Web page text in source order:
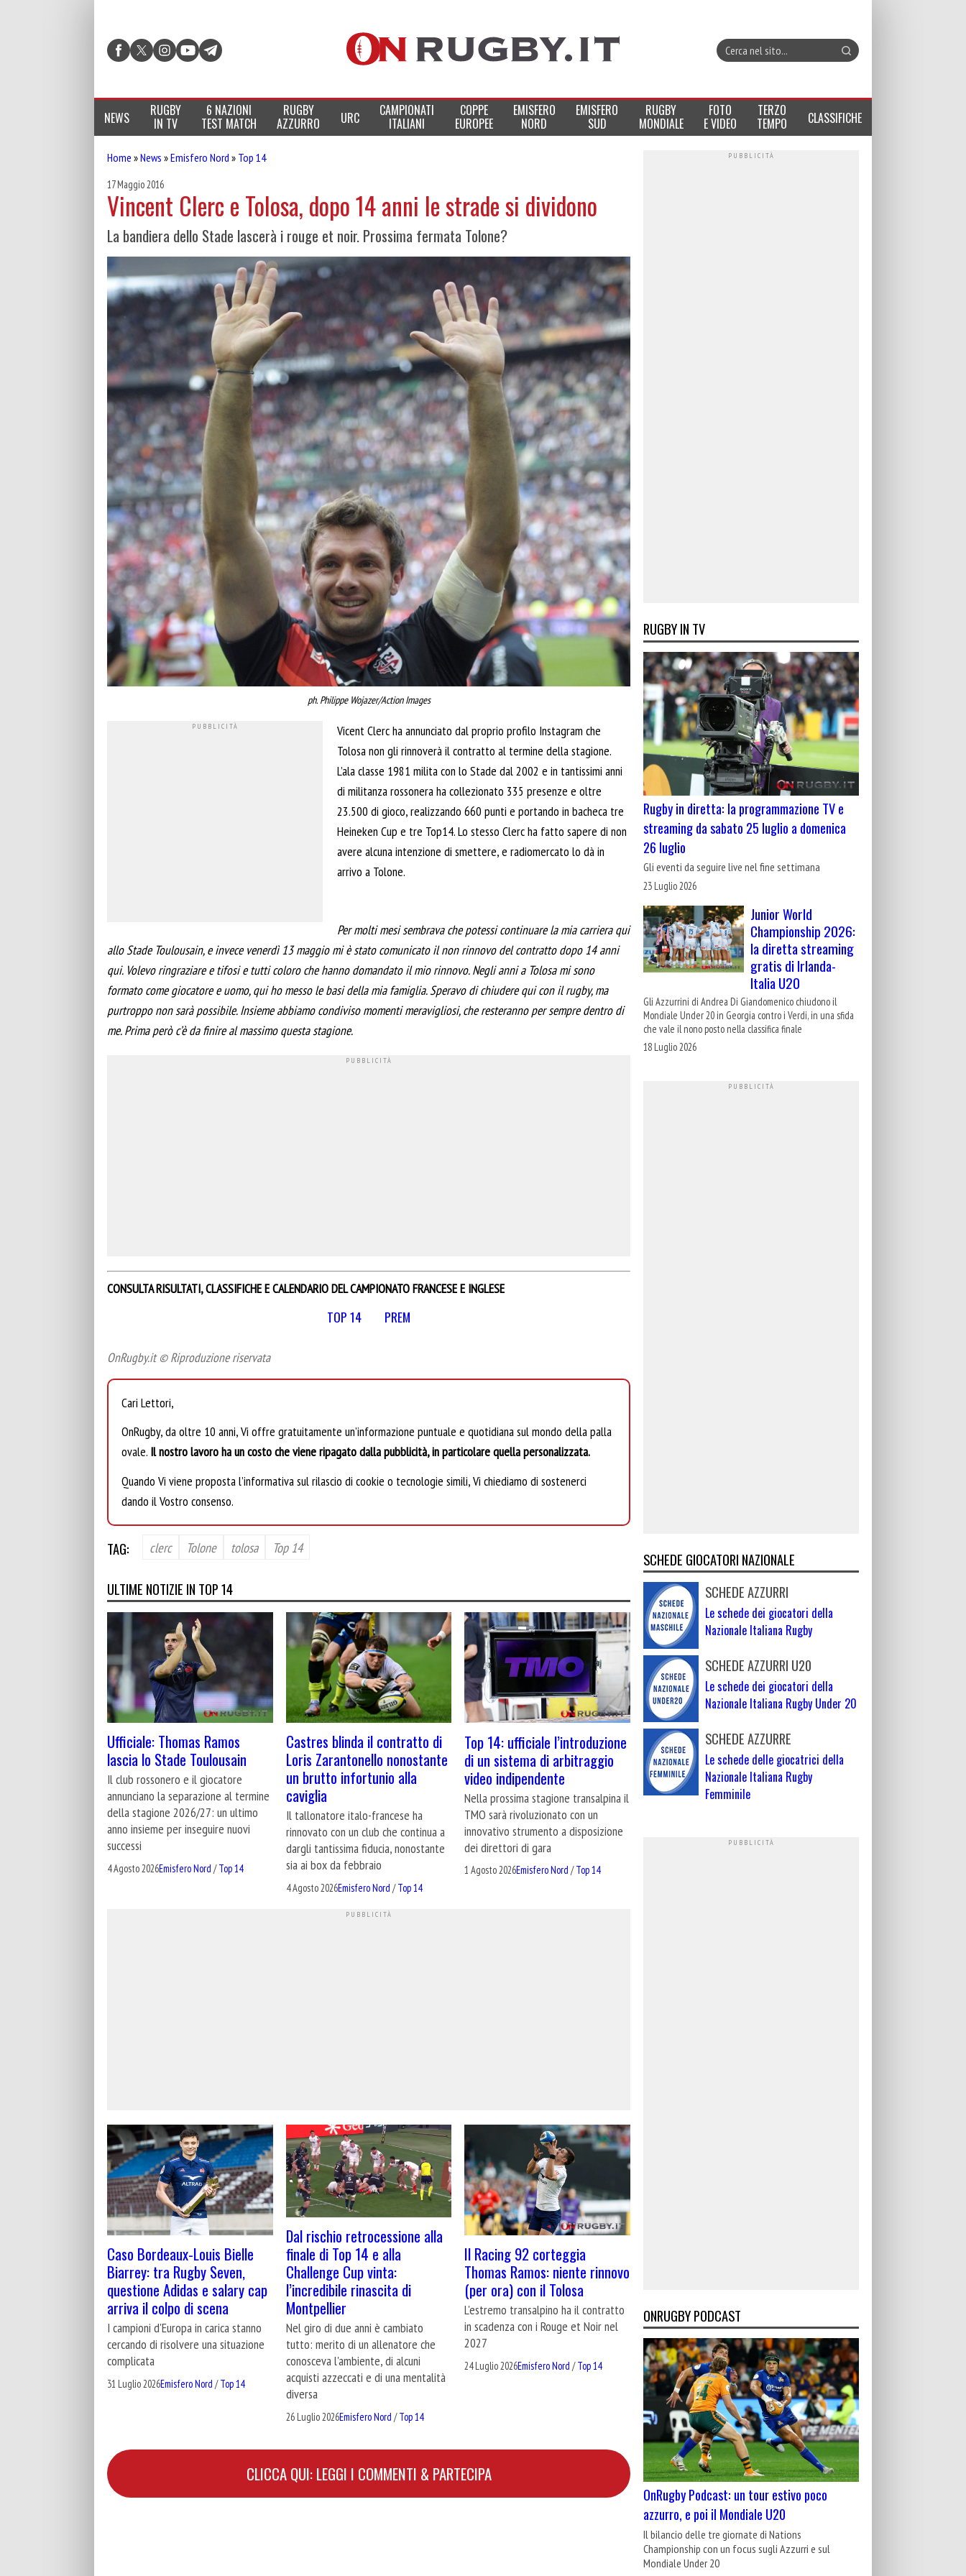
NEWS RUGBY
IN TV
6 NAZIONI
TEST MATCH
RUGBY
AZZURRO URC CAMPIONATI
ITALIANI
COPPE
EUROPEE
EMISFERO
NORD
EMISFERO
SUD
RUGBY
MONDIALE
FOTO
E VIDEO
TERZO
TEMPO CLASSIFICHE
Home »News »Emisfero Nord » Top 14
17 Maggio 2016
Vincent Clerc e Tolosa, dopo 14 anni le strade si dividono
La bandiera dello Stade lascerà i rouge et noir. Prossima fermata Tolone?
ph. Philippe Wojazer/Action Images
Vicent Clerc ha annunciato dal proprio profilo Instagram che
Tolosa non gli rinnoverà il contratto al termine della stagione.
L’ala classe 1981 milita con lo Stade dal 2002 e in tantissimi anni
di militanza rossonera ha collezionato 335 presenze e oltre
23.500 di gioco, realizzando 660 punti e portando in bacheca tre
Heineken Cup e tre Top14. Lo stesso Clerc ha fatto sapere di non
avere alcuna intenzione di smettere, e radiomercato lo dà in
arrivo a Tolone.
Per molti mesi sembrava che potessi continuare la mia carriera qui
allo Stade Toulousain, e invece venerdì 13 maggio mi è stato comunicato il non rinnovo del contratto dopo 14 anni
qui. Volevo ringraziare e tifosi e tutti coloro che hanno domandato il mio rinnovo. Negli anni a Tolosa mi sono
formato come giocatore e uomo, qui ho messo le basi della mia famiglia. Speravo di chiudere qui con il rugby, ma
purtroppo non sarà possibile. Insieme abbiamo condiviso momenti meravigliosi, che resteranno per sempre dentro di
me. Prima però c’è da finire al massimo questa stagione.
CONSULTA RISULTATI, CLASSIFICHE E CALENDARIO DEL CAMPIONATO FRANCESE E INGLESE
TOP 14 PREM
OnRugby.it © Riproduzione riservata
Cari Lettori,
OnRugby, da oltre 10 anni, Vi offre gratuitamente un’informazione puntuale e quotidiana sul mondo della palla
ovale. Il nostro lavoro ha un costo che viene ripagato dalla pubblicità, in particolare quella personalizzata.
Quando Vi viene proposta l’informativa sul rilascio di cookie o tecnologie simili, Vi chiediamo di sostenerci
dando il Vostro consenso.
TAG: clerc Tolone tolosa Top 14
ULTIME NOTIZIE IN TOP 14
Ufficiale: Thomas Ramos
lascia lo Stade Toulousain
Il club rossonero e il giocatore
annunciano la separazione al termine
della stagione 2026/27: un ultimo
anno insieme per inseguire nuovi
successi
4 Agosto 2026Emisfero Nord /Top 14
Castres blinda il contratto di
Loris Zarantonello nonostante
un brutto infortunio alla
caviglia
Il tallonatore italo-francese ha
rinnovato con un club che continua a
dargli tantissima fiducia, nonostante
sia ai box da febbraio
4 Agosto 2026Emisfero Nord /Top 14
Top 14: ufficiale l’introduzione
di un sistema di arbitraggio
video indipendente
Nella prossima stagione transalpina il
TMO sarà rivoluzionato con un
innovativo strumento a disposizione
dei direttori di gara
1 Agosto 2026Emisfero Nord /Top 14
Caso Bordeaux-Louis Bielle
Biarrey: tra Rugby Seven,
questione Adidas e salary cap
arriva il colpo di scena
I campioni d'Europa in carica stanno
cercando di risolvere una situazione
complicata
31 Luglio 2026Emisfero Nord /Top 14
Dal rischio retrocessione alla
finale di Top 14 e alla
Challenge Cup vinta:
l’incredibile rinascita di
Montpellier
Nel giro di due anni è cambiato
tutto: merito di un allenatore che
conosceva l'ambiente, di alcuni
acquisti azzeccati e di una mentalità
diversa
26 Luglio 2026Emisfero Nord /Top 14
Il Racing 92 corteggia
Thomas Ramos: niente rinnovo
(per ora) con il Tolosa
L'estremo transalpino ha il contratto
in scadenza con i Rouge et Noir nel
2027
24 Luglio 2026Emisfero Nord /Top 14
CLICCA QUI: LEGGI I COMMENTI & PARTECIPA
RUGBY IN TV
Rugby in diretta: la programmazione TV e
streaming da sabato 25 luglio a domenica
26 luglio
Gli eventi da seguire live nel fine settimana
23 Luglio 2026
Junior World
Championship 2026:
la diretta streaming
gratis di Irlanda-
Italia U20
Gli Azzurrini di Andrea Di Giandomenico chiudono il
Mondiale Under 20 in Georgia contro i Verdi, in una sfida
che vale il nono posto nella classifica finale
18 Luglio 2026
SCHEDE GIOCATORI NAZIONALE
SCHEDE AZZURRI
Le schede dei giocatori della
Nazionale Italiana Rugby
SCHEDE AZZURRI U20
Le schede dei giocatori della
Nazionale Italiana Rugby Under 20
SCHEDE AZZURRE
Le schede delle giocatrici della
Nazionale Italiana Rugby
Femminile
ONRUGBY PODCAST
OnRugby Podcast: un tour estivo poco
azzurro, e poi il Mondiale U20
Il bilancio delle tre giornate di Nations
Championship con un focus sugli Azzurri e sul
Mondiale Under 20